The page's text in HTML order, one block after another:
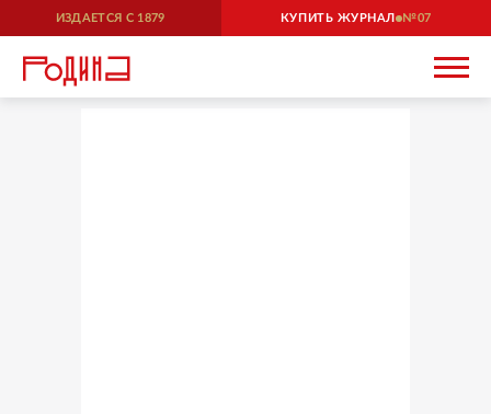
ИЗДАЕТСЯ С 1879 КУПИТЬ ЖУРНАЛ 07